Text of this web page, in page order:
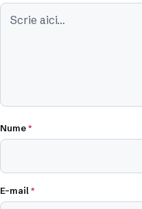
Nume*
E-mail*